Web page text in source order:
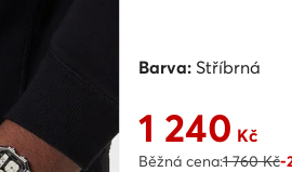
Barva:Stříbrná
Aktuální cena 1 240
1 240 Kč
Běžná cena:1 760 Kč-